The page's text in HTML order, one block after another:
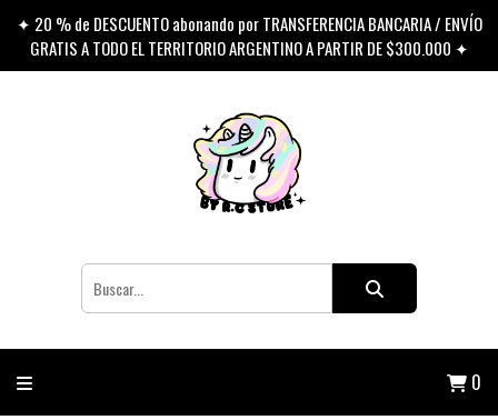
✦ 20 % de DESCUENTO abonando por TRANSFERENCIA BANCARIA / ENVÍO
GRATIS A TODO EL TERRITORIO ARGENTINO A PARTIR DE $300.000 ✦
0